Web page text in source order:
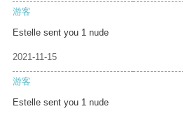
游客
Estelle sent you 1 nude
2021-11-15
游客
Estelle sent you 1 nude